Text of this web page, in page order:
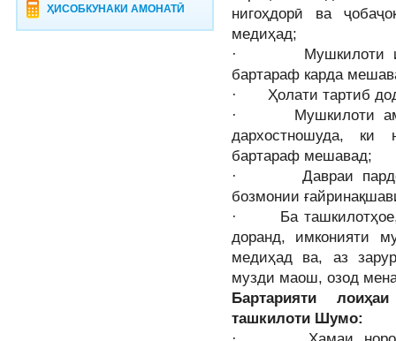
ҲИСОБКУНАКИ АМОНАТӢ
нигоҳдорӣ ва
медиҳад;
· Мушкилоти
бартараф карда
· Ҳолати тартиб
· Мушкилоти
дархостношуда, ки
бартараф мешавад;
· Давраи
бозмонии
· Ба ташкилотҳое,
доранд, имконияти
медиҳад ва, аз
музди маош, озод
Бартарияти
ташкилоти Шумо: